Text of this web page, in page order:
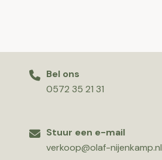
Bel ons
0572 35 21 31
Stuur een e-mail
verkoop@olaf-nijenkamp.nl